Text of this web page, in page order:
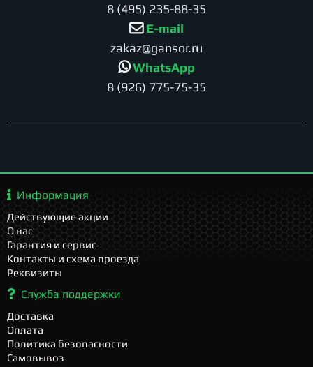
8 (495) 235-88-35
E-mail
zakaz@gansor.ru
WhatsApp
8 (926) 775-75-35
Информация
Действующие акции
О нас
Гарантия и сервис
Контакты и схема проезда
Реквизиты
Служба поддержки
Доставка
Оплата
Политика безопасности
Самовывоз